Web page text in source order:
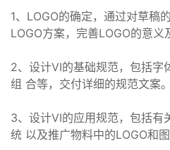
1、LOGO的确定，通过对草稿
LOGO方案，完善LOGO的意义
2、设计VI的基础规范，包括字
组 合等，交付详细的规范文案。
3、设计VI的应用规范，包括有
统 以及推广物料中的LOGO和图